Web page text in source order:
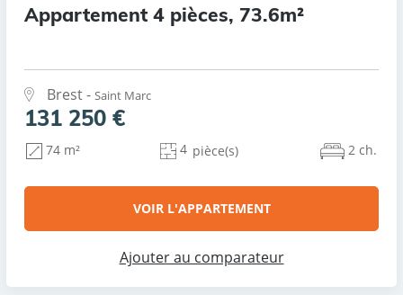
Appartement 4 pièces, 73.6m²
Brest - Saint Marc
131 250 €
74 m² 4 pièce(s) 2 ch.
VOIR L'APPARTEMENT
Ajouter au comparateur